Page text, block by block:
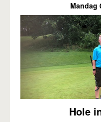
Mandag
Hole